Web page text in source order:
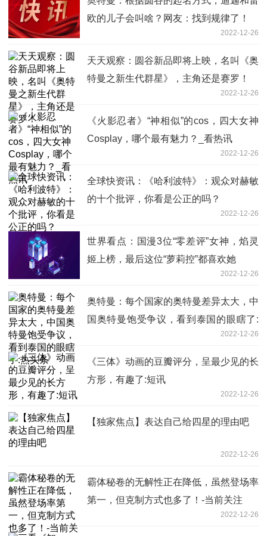
欧的儿子会叫啥？网友：找到规律了！
2022-12-26
天天观察：圆谷新品即将上映，名叫《奥
特曼之新生代群星》，主角还是赛罗！
2022-12-26
《火影忍者》“神相似”的cos，四大女神
Cosplay，哪个最有魅力？_看热讯
2022-12-26
全球快资讯：《哈利波特》：观众对赫敏
的十个批评，你看是公正的吗？
2022-12-26
世界看点：国漫3位“零差评”女神，焰灵
姬上榜，最后这位“萝莉控”都喜欢她
2022-12-26
奥特曼：每个国家的奥特曼差异太大，中
国奥特曼饱受争议，看到泰国的眼瞎了:
2022-12-26
《三体》动画的豆瓣评分，呈最少见的长
方形，有趣了:短讯
2022-12-26
【独家焦点】表达自己给四星的理由吧
2022-12-26
霸体秘卷的无解性正在降低，虽然登场率
第一，但克制方式也多了！-当前关注
2022-12-26